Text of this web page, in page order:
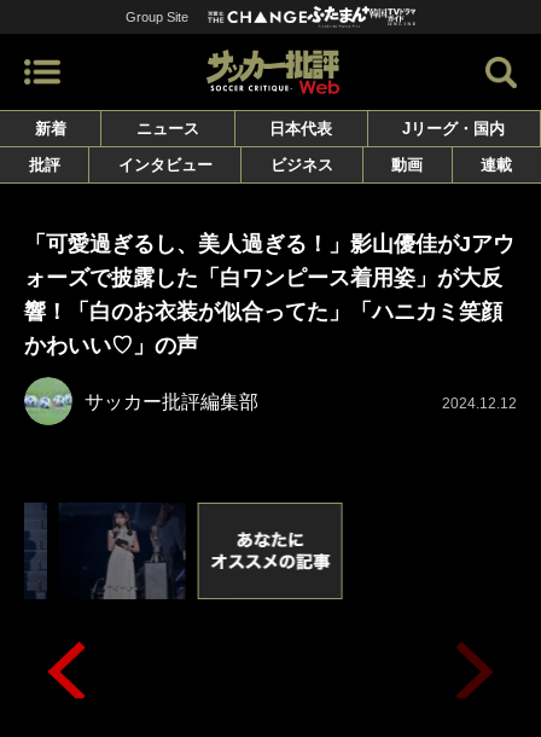
Group Site
新着 ニュース 日本代表
Jリーグ・国内
批評
インタビュー ビジネス 動画 連載
「可愛過ぎるし、美人過ぎる！」影山優佳がJアウ
ォーズで披露した「白ワンピース着用姿」が大反
響！「白のお衣装が似合ってた」「ハニカミ笑顔
かわいい♡」の声
サッカー批評編集部 2024.12.12